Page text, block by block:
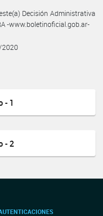
Decisión Administrativa
-www.boletinoficial.gob.ar-
2020
- 1
- 2